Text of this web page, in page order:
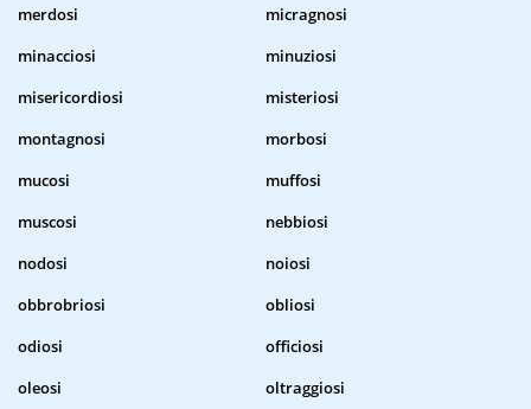
merdosi
micragnosi
minacciosi
minuziosi
misericordiosi
misteriosi
montagnosi
morbosi
mucosi
muffosi
muscosi
nebbiosi
nodosi
noiosi
obbrobriosi
obliosi
odiosi
officiosi
oleosi
oltraggiosi